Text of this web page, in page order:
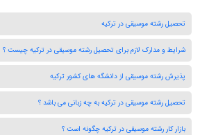
تحصیل رشته موسیقی در ترکیه
شرایط و مدارک لازم برای تحصیل رشته موسیقی در ترکیه چیست ؟
پذیرش رشته موسیقی از دانشگه های کشور ترکیه
تحصیل رشته موسیقی در ترکیه به چه زبانی می باشد ؟
بازار کار رشته موسیقی در ترکیه چگونه است ؟